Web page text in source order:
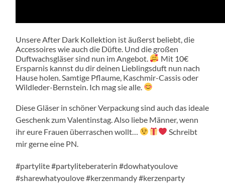
Unsere After Dark Kollektion ist äußerst beliebt, die
Accessoires wie auch die Düfte. Und die großen
Duftwachsgläser sind nun im Angebot.
Mit 10€
Ersparnis kannst du dir deinen Lieblingsduft nun nach
Hause holen. Samtige Pflaume, Kaschmir-Cassis oder
Wildleder-Bernstein. Ich mag sie alle.
Diese Gläser in schöner Verpackung sind auch das ideale
Geschenk zum Valentinstag. Also liebe Männer, wenn
ihr eure Frauen überraschen wollt…
Schreibt
mir gerne eine PN.
#partylite #partyliteberaterin #dowhatyoulove
#sharewhatyoulove #kerzenmandy #kerzenparty